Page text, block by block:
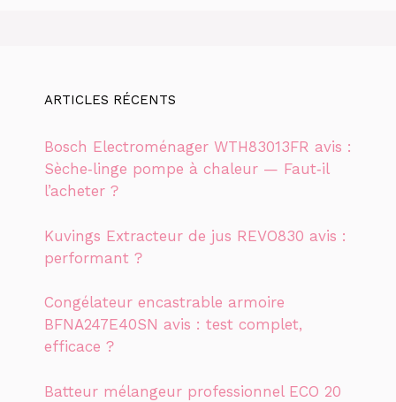
ARTICLES RÉCENTS
Bosch Electroménager WTH83013FR avis :
Sèche‑linge pompe à chaleur — Faut‑il
l’acheter ?
Kuvings Extracteur de jus REVO830 avis :
performant ?
Congélateur encastrable armoire
BFNA247E40SN avis : test complet,
efficace ?
Batteur mélangeur professionnel ECO 20